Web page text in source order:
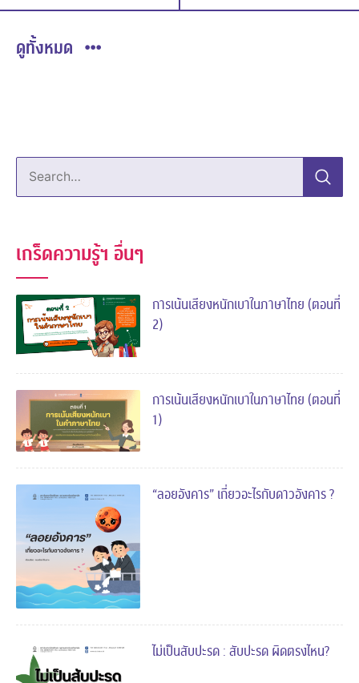
ดูทั้งหมด
Search…
เกร็ดความรู้ฯ อื่นๆ
การเน้นเสียงหนักเบาในภาษาไทย (ตอนที่
2)
การเน้นเสียงหนักเบาในภาษาไทย (ตอนที่
1)
“ลอยอังคาร” เกี่ยวอะไรกับดาวอังคาร ?
ไม่เป็นสับปะรด : สับปะรด ผิดตรงไหน?